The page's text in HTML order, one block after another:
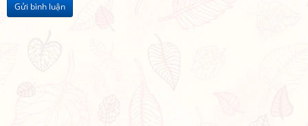
Gửi bình luận